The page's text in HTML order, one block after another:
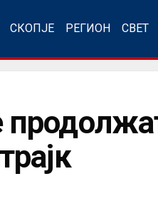
СКОПЈЕ РЕГИОН СВЕТ